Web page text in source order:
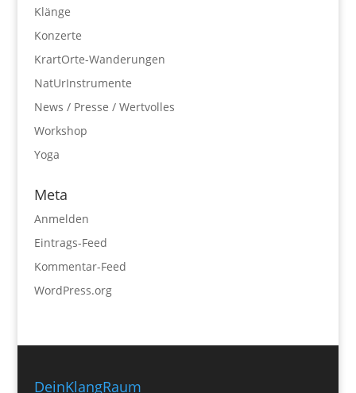
Klänge
Konzerte
KrartOrte-Wanderungen
NatUrInstrumente
News / Presse / Wertvolles
Workshop
Yoga
Meta
Anmelden
Eintrags-Feed
Kommentar-Feed
WordPress.org
DeinKlangRaum